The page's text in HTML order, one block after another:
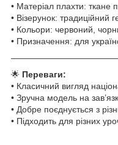
• Матеріал плахти: ткане
• Візерунок: традиційний
• Кольори: червоний,
• Призначення: для
🌟 Переваги:
• Класичний вигляд
• Зручна модель на
• Добре поєднується з
• Підходить для різних